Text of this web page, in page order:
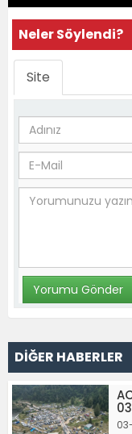
Neler Söylendi?
Site
DİĞER HABERLER